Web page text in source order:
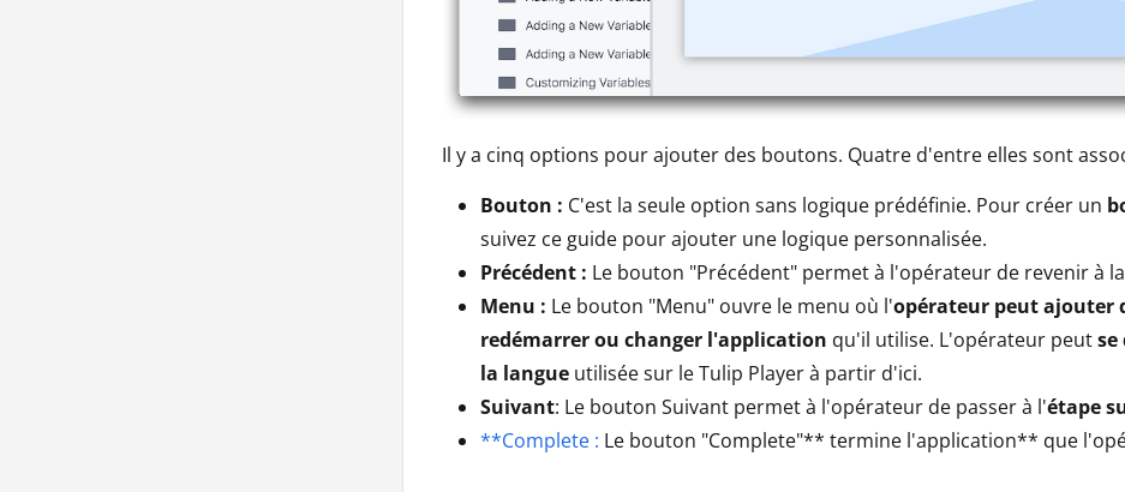
Il y a cinq options pour ajouter des boutons. Quatre d'entre elles sont
Bouton : C'est la seule option sans logique prédéfinie. Pour créer un
suivez ce guide pour ajouter une logique personnalisée.
Précédent : Le bouton "Précédent" permet à l'opérateur de revenir à la
Menu : Le bouton "Menu" ouvre le menu où l'opérateur peut ajouter
redémarrer ou changer l'application qu'il utilise. L'opérateur peutse
la langue utilisée sur le Tulip Player à partir d'ici.
Suivant: Le bouton Suivant permet à l'opérateur de passer à l'étape
**Complete : Le bouton "Complete"** termine l'application** que